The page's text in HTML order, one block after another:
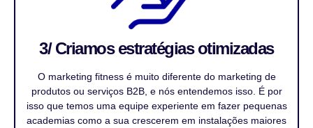
3/ Criamos estratégias otimizadas
O marketing fitness é muito diferente do marketing de
produtos ou serviços B2B, e nós entendemos isso. É por
isso que temos uma equipe experiente em fazer pequenas
academias como a sua crescerem em instalações maiores